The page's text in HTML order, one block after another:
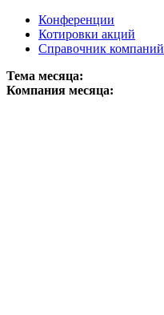
Конференции
Котировки акций
Справочник компаний
Тема месяца:
Компания месяца: